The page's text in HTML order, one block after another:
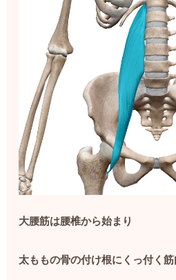
大腰筋は腰椎から始まり
太ももの骨の付け根にくっ付く筋